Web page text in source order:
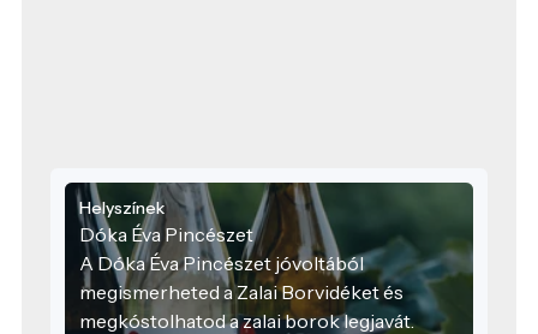
Helyszínek
Dóka Éva Pincészet
A Dóka Éva Pincészet jóvoltából
megismerheted a Zalai Borvidéket és
megkóstolhatod a zalai borok legjavát.